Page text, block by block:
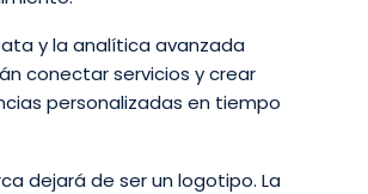
y la analítica avanzada
conectar servicios y crear
personalizadas en tiempo
dejará de ser un logotipo. La